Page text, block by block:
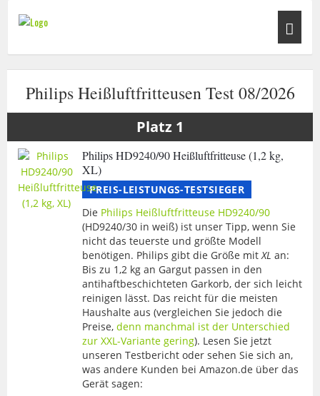
Philips Heißluftfritteusen Test 08/2026
Philips HD9240/90 Heißluftfritteuse (1,2 kg,
XL)
PREIS-LEISTUNGS-TESTSIEGER
Die Philips Heißluftfritteuse HD9240/90
(HD9240/30 in weiß) ist unser Tipp, wenn Sie
nicht das teuerste und größte Modell
benötigen. Philips gibt die Größe mitXL an:
Bis zu 1,2 kg an Gargut passen in den
antihaftbeschichteten Garkorb, der sich leicht
reinigen lässt. Das reicht für die meisten
Haushalte aus (vergleichen Sie jedoch die
Preise, denn manchmal ist der Unterschied
zur XXL-Variante gering). Lesen Sie jetzt
unseren Testbericht oder sehen Sie sich an,
was andere Kunden bei Amazon.de über das
Gerät sagen: